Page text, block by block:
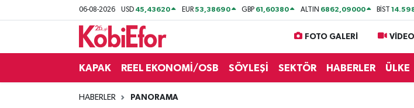
06-08-2026 USD 45,43620 EUR53,38690 GBP 61,60380 ALTIN 6862,09000 BİST
FOTO GALERİ VİDEO
KAPAK REEL EKONOMİ/OSB SÖYLEŞİ SEKTÖR HABERLER ÜLKE
HABERLER PANORAMA
BİLİŞİM PANO